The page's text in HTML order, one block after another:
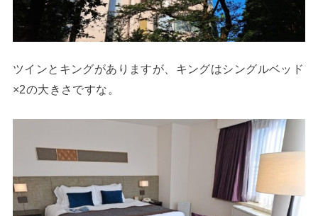
ツインとキングがありますが、キングはシングルベッド
×2の大きさですな。